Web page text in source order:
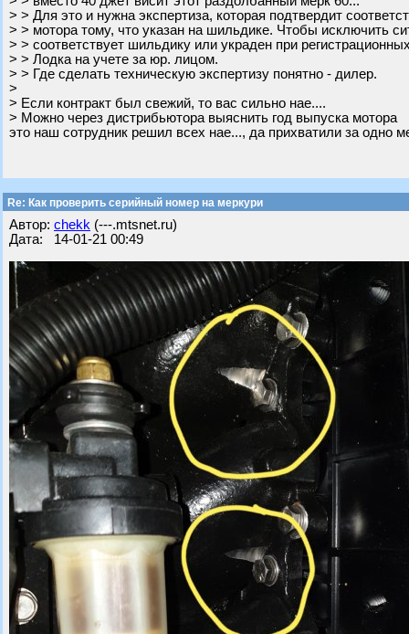
> > Для это и нужна экспертиза, которая подтвердит
> > мотора тому, что указан на шильдике. Чтобы исключить
> > соответствует шильдику или украден при
> > Лодка на учете за юр. лицом.
> > Где сделать техническую экспертизу понятно - дилер.
>
> Если контракт был свежий, то вас сильно нае....
> Можно через дистрибьютора выяснить год выпуска мотора
это наш сотрудник решил всех нае..., да прихватили за одно
Re: Как проверить серийный номер на меркури
Автор: chekk (---.mtsnet.ru)
Дата: 14-01-21 00:49